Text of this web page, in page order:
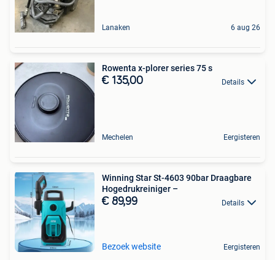
Lanaken 6 aug 26
Rowenta x-plorer series 75 s
€ 135,00 Details
Mechelen Eergisteren
Winning Star St-4603 90bar Draagbare
Hogedrukreiniger –
€ 89,99 Details
Bezoek website Eergisteren